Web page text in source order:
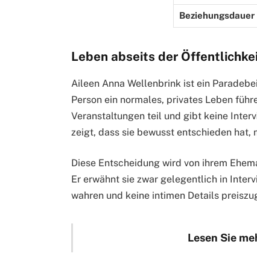
Beziehungsdauer
Leben abseits der
Aileen Anna Wellenbrink ist ein
Person ein normales, privates Leben
Veranstaltungen teil und gibt keine
zeigt, dass sie bewusst entschieden hat,
Diese Entscheidung wird von ihrem
Er erwähnt sie zwar gelegentlich in
wahren und keine intimen Details
Lesen Sie